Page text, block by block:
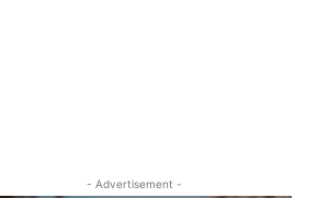
- Advertisement -